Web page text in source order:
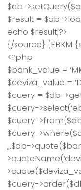
$db-
$result = $db-
echo $result;?>
{/source} (EBKM
<?php
$bank_value =
$deviza_value =
$query = $db-
$query-
$query-
$query-
„.$db-
$query-